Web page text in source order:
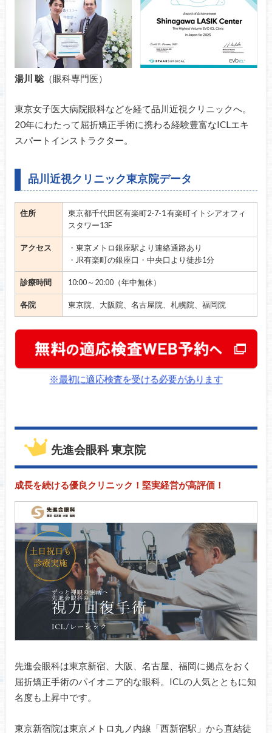
湯川 聡（眼科専門医）
東京女子医大病院眼科などを経て品川近視クリニックへ。
20年にわたって屈折矯正手術に携わる経験豊富なICLエキ
スパートインストラクター。
品川近視クリニック東京院データ
住所
東京都千代田区有楽町2-7-1 有楽町イトシアオフィ
スタワー13F
アクセス
・東京メトロ銀座駅より連絡通路あり
・JR有楽町の銀座口・中央口より徒歩1分
診療時間 10:00～20:00（年中無休）
各院 東京院、大阪院、名古屋院、札幌院、福岡院
※最初に適応検査を受ける必要があります
先進会眼科 東京院
成長を続ける優良クリニック！堅実経営が高評価！
先進会眼科は東京新宿、大阪、名古屋、福岡に拠点をおく
屈折矯正手術のパイオニア的な眼科。ICLの人気とともに知
名度も上昇中です。
東京新宿院は東京メトロ丸ノ内線「西新宿駅」から直結徒